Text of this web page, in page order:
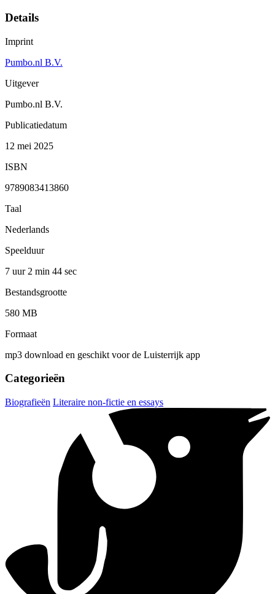
Details
Imprint
Pumbo.nl B.V.
Uitgever
Pumbo.nl B.V.
Publicatiedatum
12 mei 2025
ISBN
9789083413860
Taal
Nederlands
Speelduur
7 uur 2 min 44 sec
Bestandsgrootte
580 MB
Formaat
mp3 download en geschikt voor de Luisterrijk app
Categorieën
Biografieën Literaire non-fictie en essays